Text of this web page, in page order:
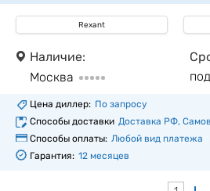
Rexant
Наличие:
Москва
Цена диллер: По запросу
Способы доставки Доставка РФ,
Способы оплаты: Любой вид платежа
Гарантия: 12 месяцев